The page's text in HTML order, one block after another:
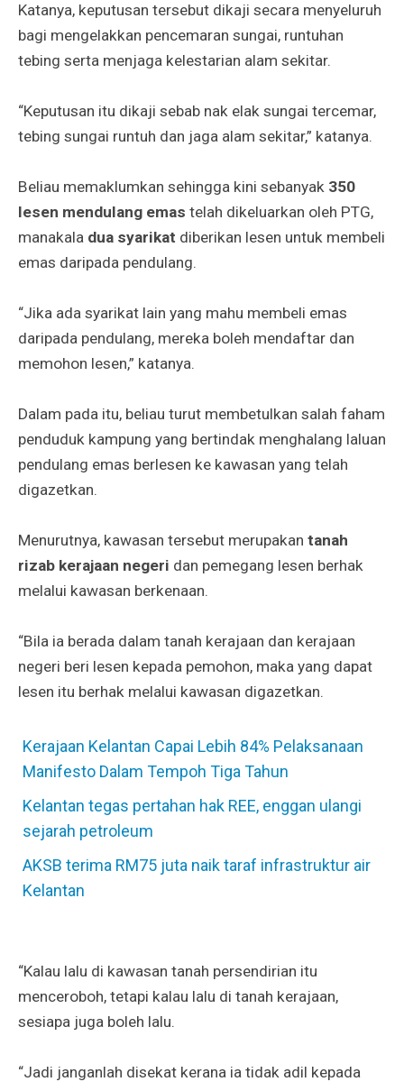
Katanya, keputusan tersebut dikaji secara menyeluruh
bagi mengelakkan pencemaran sungai, runtuhan
tebing serta menjaga kelestarian alam sekitar.
“Keputusan itu dikaji sebab nak elak sungai tercemar,
tebing sungai runtuh dan jaga alam sekitar,” katanya.
Beliau memaklumkan sehingga kini sebanyak 350
lesen mendulang emas telah dikeluarkan oleh PTG,
manakala dua syarikat diberikan lesen untuk membeli
emas daripada pendulang.
“Jika ada syarikat lain yang mahu membeli emas
daripada pendulang, mereka boleh mendaftar dan
memohon lesen,” katanya.
Dalam pada itu, beliau turut membetulkan salah faham
penduduk kampung yang bertindak menghalang laluan
pendulang emas berlesen ke kawasan yang telah
digazetkan.
Menurutnya, kawasan tersebut merupakan tanah
rizab kerajaan negeri dan pemegang lesen berhak
melalui kawasan berkenaan.
“Bila ia berada dalam tanah kerajaan dan kerajaan
negeri beri lesen kepada pemohon, maka yang dapat
lesen itu berhak melalui kawasan digazetkan.
Kerajaan Kelantan Capai Lebih 84% Pelaksanaan
Manifesto Dalam Tempoh Tiga Tahun
Kelantan tegas pertahan hak REE, enggan ulangi
sejarah petroleum
AKSB terima RM75 juta naik taraf infrastruktur air
Kelantan
“Kalau lalu di kawasan tanah persendirian itu
menceroboh, tetapi kalau lalu di tanah kerajaan,
sesiapa juga boleh lalu.
“Jadi janganlah disekat kerana ia tidak adil kepada